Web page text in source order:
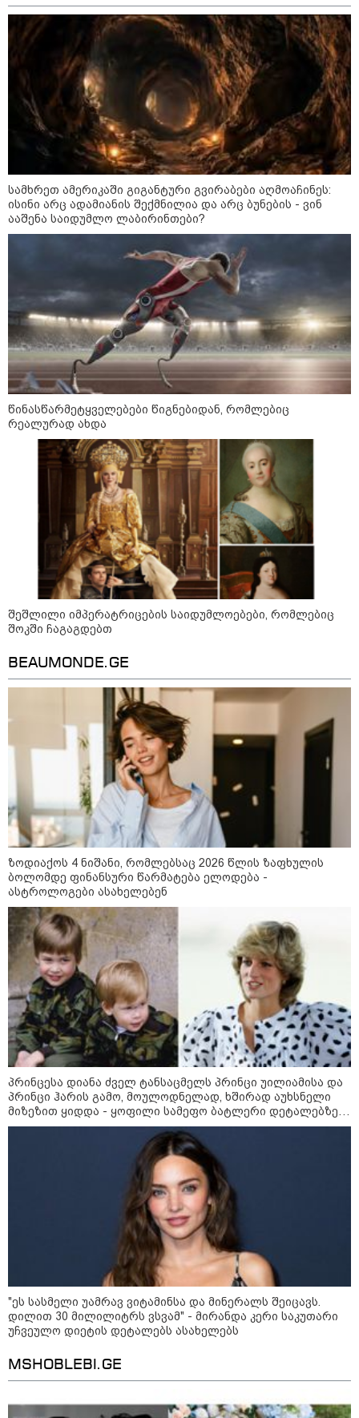
ინფორმაციას ავრცელებს
ხარკოვის მერი?
10:02 / 09-08-2026
"ქართული ოცნება” ხელს
უწყობს ირანული
ტერორისტული ქსელების
უკანონო გაფართოებას, თუმცა
მაინც ამერიკას უყენებს
მოთხოვნებს?" - ჯო უილსონი
21:17 / 08-08-2026
აშშ-მა საქართველოში
დაფუძნებული კრიპტოკომპანია
დაასანქცირა
კატეგორიის ყველა სიახლე
აგრძელებს ბალისტიკურ
ტერორზე ფსონის დადებას -
გვჭირდება მეტი ზეწოლა
რუსული მხარის ინფორმაციით,
უკრაინამ ბელგოროდზე
დრონებით იერიში მიიტანა,
დაიღუპა სამი ადამიანი და
დაშავდა 25
ირაკლი ფავლენიშვილი აგვისტოს
ომზე ხელისუფლების
ღალატი - არავის შერჩება
რუსული სქემის ნაწილად ყოფნა
თბილისსა და რეგიონებში
უკანონო ცეცხლსასროლი
იარაღები და საბრძოლო მასალა
ამოიღეს - დაკავებულია ხუთი
პირი
მოზაიკა
არშემდგარი ქორწინება 15 წლით უფროს
ქართველთან - ალინა კაბაევას
საიდუმლო ცხოვრება: როგორ
გამოიყურებოდა ის პლასტიკურ
ოპერაციებამდე
14:20 / 08-08-2026
"ქალაქი დავთმე, მაგრამ
ქალურობა - არა. ვერ იჯერებენ
ფერმერი თუ ვარ" - როგორ
09:36 / 08-08-2026
სამხრეთ ამერიკაში გიგანტური გვირაბები აღმოაჩინეს:
ისინი არც ადამიანის შექმნილია და არც ბუნების - ვინ
ააშენა საიდუმლო ლაბირინთები?
წინასწარმეტყველებები წიგნებიდან, რომლებიც
რეალურად ახდა
შეშლილი იმპერატრიცების საიდუმლოებები, რომლებიც
შოკში ჩაგაგდებთ
BEAUMONDE.GE
ზოდიაქოს 4 ნიშანი, რომლებსაც 2026 წლის ზაფხულის
ბოლომდე ფინანსური წარმატება ელოდება -
ასტროლოგები ასახელებენ
პრინცესა დიანა ძველ ტანსაცმელს პრინცი უილიამისა და
პრინცი ჰარის გამო, მოულოდნელად, ხშირად აუხსნელი
მიზეზით ყიდდა - ყოფილი სამეფო ბატლერი დეტალებზე
საკუთარ წიგნში საუბრობს
"ეს სასმელი უამრავ ვიტამინსა და მინერალს შეიცავს.
დილით 30 მილილიტრს ვსვამ" - მირანდა კერი საკუთარი
უჩვეულო დიეტის დეტალებს ასახელებს
MSHOBLEBI.GE